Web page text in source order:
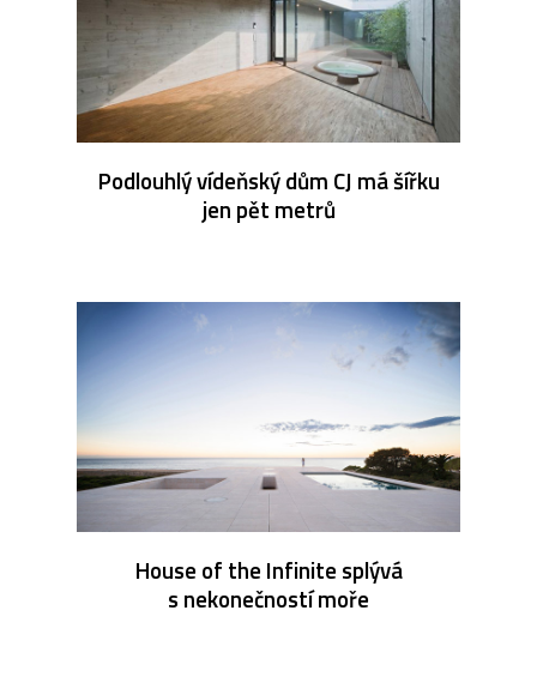
Podlouhlý vídeňský dům CJ má šířku
jen pět metrů
House of the Infinite splývá
s nekonečností moře